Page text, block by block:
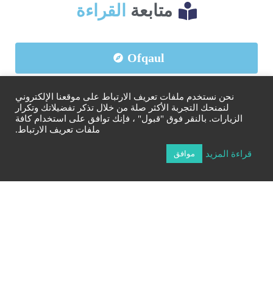
متابعة القراءة
Ofqaul
الشركاء التعليميون
المنح الدراسية
نحن نستخدم ملفات تعريف الارتباط على موقعنا الإلكتروني
لنمنحك التجربة الأكثر صلة من خلال تذكر تفضيلاتك وتكرار
الزيارات. بالنقر فوق "قبول" ، فإنك توافق على استخدام كافة
ملفات تعريف الارتباط.
قراءة المزيد موافق